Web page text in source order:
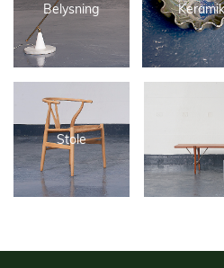
Belysning Keramik
Stole